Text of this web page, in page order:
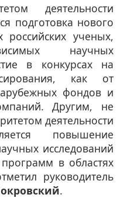
деятельности
подготовка нового
ученых,
научных
в конкурсах на
как от
фондов и
Другим, не
деятельности
повышение
исследований
в областях
руководитель
.